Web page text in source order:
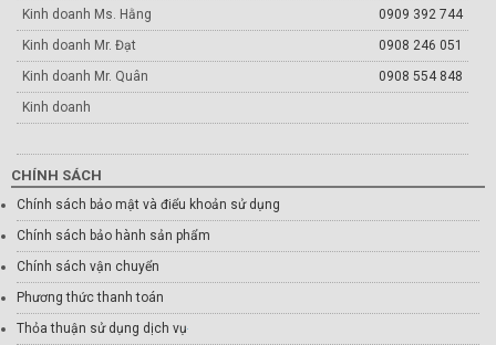
Kinh doanh Ms. Hằng
0909 392 744
Kinh doanh Mr. Đạt
0908 246 051
Kinh doanh Mr. Quân
0908 554 848
Kinh doanh
CHÍNH SÁCH
Chính sách bảo mật và điểu khoản sử dụng
Chính sách bảo hành sản phẩm
Chính sách vận chuyển
Phương thức thanh toán
Thỏa thuận sử dụng dịch vụ